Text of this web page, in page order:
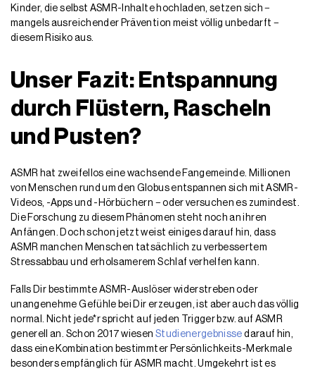
Kinder, die selbst ASMR-Inhalte hochladen, setzen sich −
mangels ausreichender Prävention meist völlig unbedarft −
diesem Risiko aus.
Unser Fazit: Entspannung
durch Flüstern, Rascheln
und Pusten?
ASMR hat zweifellos eine wachsende Fangemeinde. Millionen
von Menschen rund um den Globus entspannen sich mit ASMR-
Videos, -Apps und -Hörbüchern − oder versuchen es zumindest.
Die Forschung zu diesem Phänomen steht noch an ihren
Anfängen. Doch schon jetzt weist einiges darauf hin, dass
ASMR manchen Menschen tatsächlich zu verbessertem
Stressabbau und erholsamerem Schlaf verhelfen kann.
Falls Dir bestimmte ASMR-Auslöser widerstreben oder
unangenehme Gefühle bei Dir erzeugen, ist aber auch das völlig
normal. Nicht jede*r spricht auf jeden Trigger bzw. auf ASMR
generell an. Schon 2017 wiesen Studienergebnisse darauf hin,
dass eine Kombination bestimmter Persönlichkeits-Merkmale
besonders empfänglich für ASMR macht. Umgekehrt ist es